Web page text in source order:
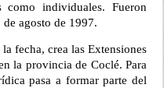
individuales. Fueron
agosto de 1997.
fecha, crea las Extensiones
la provincia de Coclé. Para
pasa a formar parte del